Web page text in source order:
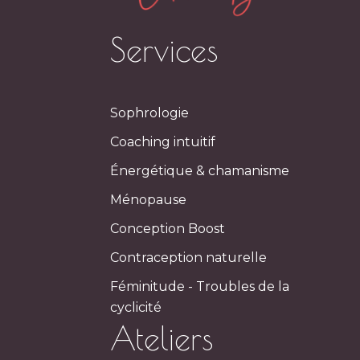
Services
Sophrologie
Coaching intuitif
Énergétique & chamanisme
Ménopause
Conception Boost
Contraception naturelle
Féminitude - Troubles de la
cyclicité
Ateliers